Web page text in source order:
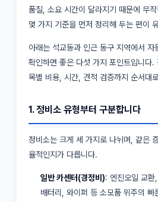
품질, 소요 시간이 달라지기 때문에 무
몇 가지 기준을 먼저 정리해 두는 편이
아래는 석교동과 인근 동구 지역에서 자
확인하면 좋은 다섯 가지 포인트입니다.
목별 비용, 시간, 견적 검증까지 순서대
1. 정비소 유형부터 구분합니다
정비소는 크게 세 가지로 나뉘며, 같은
율적인지가 다릅니다.
일반 카센터(경정비): 엔진오일 교환
배터리, 와이퍼 등 소모품 위주의 빠